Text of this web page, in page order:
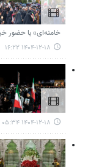
خامنه‌ای» با حضور
۱۴۰۴-۱۲-۱۸ ۱۶:۲۲
۱۴۰۴-۱۲-۱۸ ۰۵:۳۴